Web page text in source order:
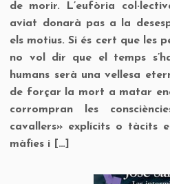
de morir. L’eufòria
aviat donarà pas a la
els motius. Si és cert que les
no vol dir que el temps
humans serà una vellesa
de forçar la mort a matar
corrompran les
cavallers» explícits o tàcits
màfies i […]